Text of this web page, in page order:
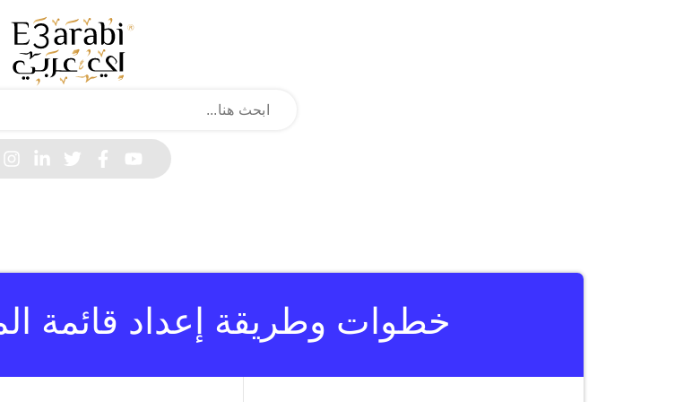
خطوات وطريقة إعداد قائمة